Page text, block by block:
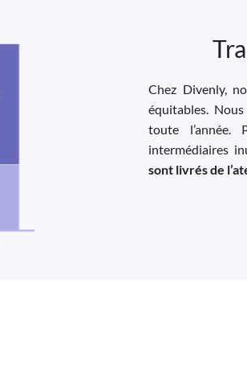
Chez Divenly,
équitables.
toute
intermédiaires
sont livrés de